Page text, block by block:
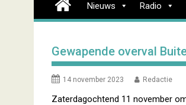
Nieuws Radio
Gewapende overval
14 november 2023 Redactie
Zaterdagochtend 11 november